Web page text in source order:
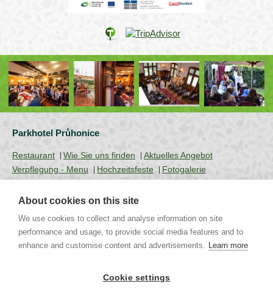
Parkhotel Průhonice
Restaurant Wie Sie uns finden
Aktuelles Angebot
Verpflegung - Menu
Hochzeitsfeste Fotogalerie
Uhříněveská 12 | CZ - 252 43 Průhonice | Praha - Západ
Tel.: +420 267 750 405 non-stop, +420 267 750 763-5 | Mob.:
+420 721 244 106 |info@parkhotel-pruhonice.cz
Restaurant in Pruhonice
About cookies on this site
We use cookies to collect and analyse information on site
performance and usage, to provide social media features and to
enhance and customise content and advertisements. Learn more
Cookie settings